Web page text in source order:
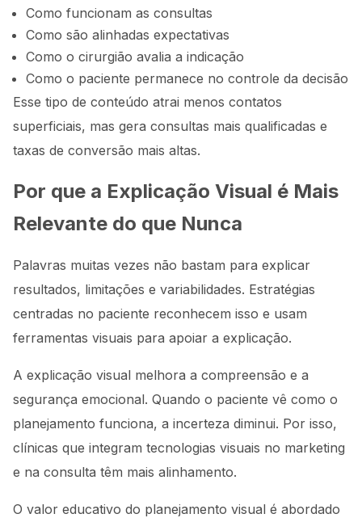
Como funcionam as consultas
Como são alinhadas expectativas
Como o cirurgião avalia a indicação
Como o paciente permanece no controle da decisão
Esse tipo de conteúdo atrai menos contatos
superficiais, mas gera consultas mais qualificadas e
taxas de conversão mais altas.
Por que a Explicação Visual é Mais
Relevante do que Nunca
Palavras muitas vezes não bastam para explicar
resultados, limitações e variabilidades. Estratégias
centradas no paciente reconhecem isso e usam
ferramentas visuais para apoiar a explicação.
A explicação visual melhora a compreensão e a
segurança emocional. Quando o paciente vê como o
planejamento funciona, a incerteza diminui. Por isso,
clínicas que integram tecnologias visuais no marketing
e na consulta têm mais alinhamento.
O valor educativo do planejamento visual é abordado